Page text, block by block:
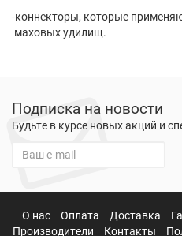
-коннекторы, которые
маховых удилищ.
Подписка на новости
Будьте в курсе новых акций и
О нас Оплата Доставка
Производители
Контакты